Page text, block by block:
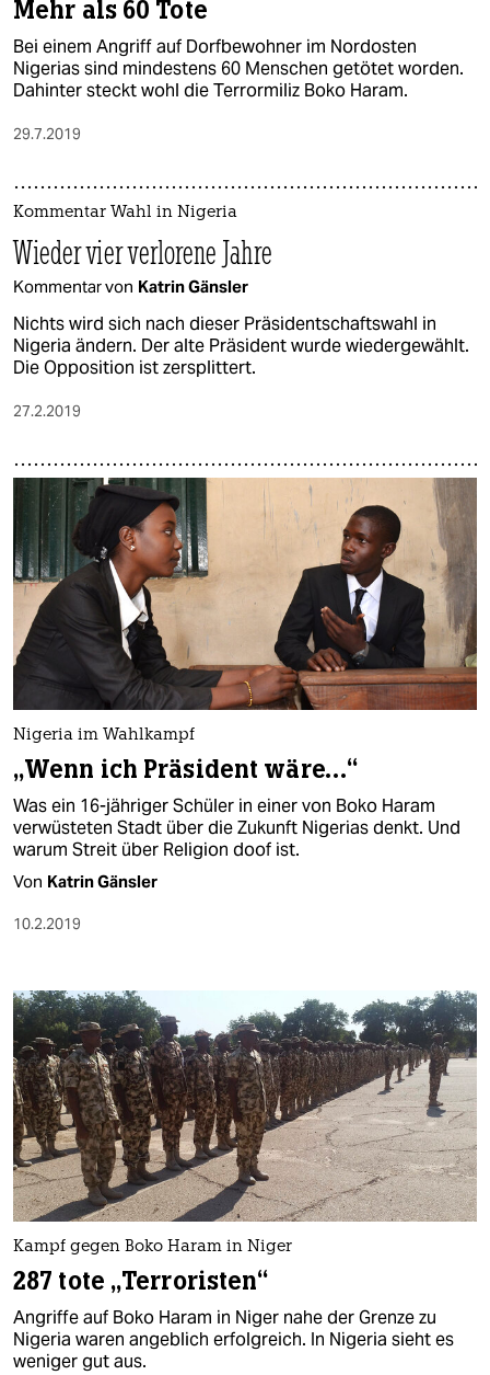
Mehr als 60 Tote
Bei einem Angriff auf Dorfbewohner im Nordosten
Nigerias sind mindestens 60 Menschen getötet worden.
Dahinter steckt wohl die Terrormiliz Boko Haram.
29.7.2019
Kommentar Wahl in Nigeria
Wieder vier verlorene Jahre
Kommentar von Katrin Gänsler
Nichts wird sich nach dieser Präsidentschaftswahl in
Nigeria ändern. Der alte Präsident wurde wiedergewählt.
Die Opposition ist zersplittert.
27.2.2019
Nigeria im Wahlkampf
„Wenn ich Präsident wäre…“
Was ein 16-jähriger Schüler in einer von Boko Haram
verwüsteten Stadt über die Zukunft Nigerias denkt. Und
warum Streit über Religion doof ist.
Von Katrin Gänsler
10.2.2019
Kampf gegen Boko Haram in Niger
287 tote „Terroristen“
Angriffe auf Boko Haram in Niger nahe der Grenze zu
Nigeria waren angeblich erfolgreich. In Nigeria sieht es
weniger gut aus.